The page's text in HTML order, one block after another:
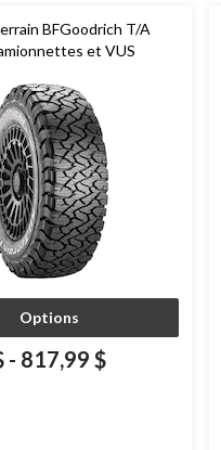
BFGoodrich T/A
et VUS
Options
- 817,99 $